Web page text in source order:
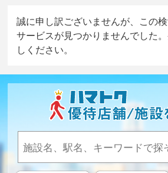
誠に申し訳ございませんが、この
サービスが見つかりませんでした
しください。